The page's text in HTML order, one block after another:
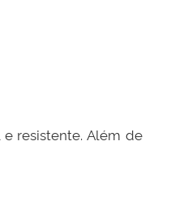
resistente. Além de